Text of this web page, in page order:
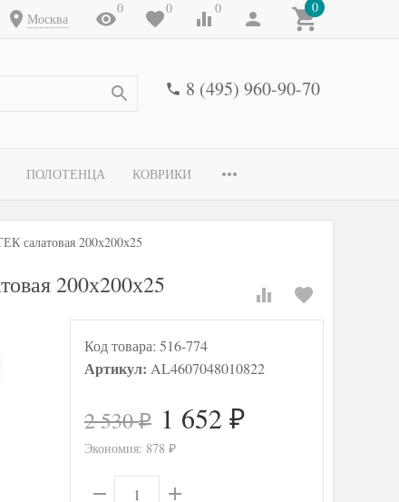
Москва
0 0 0 0
8 (495) 960-90-70
ПОЛОТЕНЦА КОВРИКИ
салатовая 200х200х25
200х200х25
Код товара: 516-774
Артикул: AL4607048010822
2 530₽ 1 652 ₽
Экономия: 878 ₽